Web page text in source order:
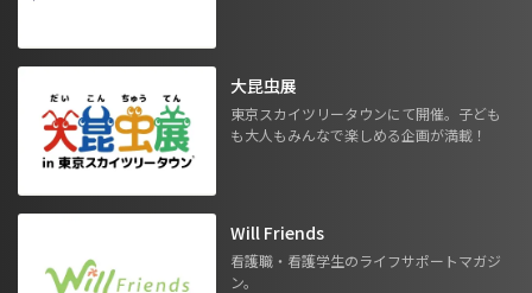
大昆虫展
東京スカイツリータウンにて開催。子ども
も大人もみんなで楽しめる企画が満載！
Will Friends
看護職・看護学生のライフサポートマガジ
ン。